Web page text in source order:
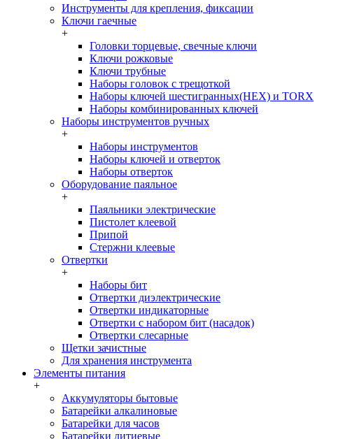
Инструменты для крепления, фиксации
Ключи гаечные
+
Головки торцевые, свечные ключи
Ключи рожковые
Ключи трубные
Наборы головок c трещоткой
Наборы ключей шестигранных(HEX) и TORX
Наборы комбинированных ключей
Наборы инструментов ручных
+
Наборы инструментов
Наборы ключей и отверток
Наборы отверток
Оборудование паяльное
+
Паяльники электрические
Пистолет клеевой
Припой
Стержни клеевые
Отвертки
+
Наборы бит
Отвертки диэлектрические
Отвертки индикаторные
Отвертки с набором бит (насадок)
Отвертки слесарные
Щетки зачистные
Для хранения инструмента
Элементы питания
+
Аккумуляторы бытовые
Батарейки алкалиновые
Батарейки для часов
Батарейки литиевые